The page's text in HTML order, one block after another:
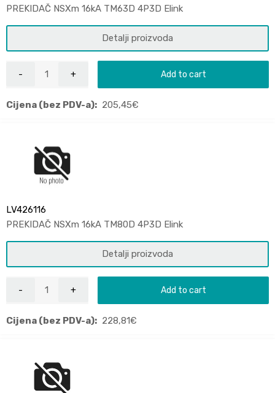
PREKIDAČ NSXm 16kA TM63D 4P3D Elink
Detalji proizvoda
Add to cart
Cijena (bez PDV-a): 205,45€
LV426116
PREKIDAČ NSXm 16kA TM80D 4P3D Elink
Detalji proizvoda
Add to cart
Cijena (bez PDV-a): 228,81€